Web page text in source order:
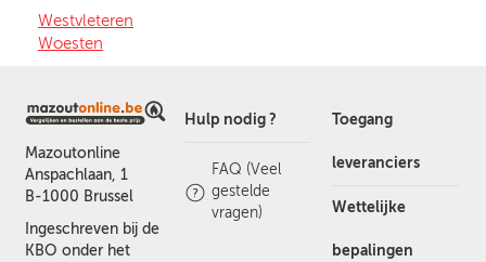
Westvleteren
Woesten
Mazoutonline
Anspachlaan, 1
B-1000 Brussel
Ingeschreven bij de
KBO onder het
Hulp nodig ?
FAQ (Veel
gestelde
vragen)
Toegang
leveranciers
Wettelijke
bepalingen